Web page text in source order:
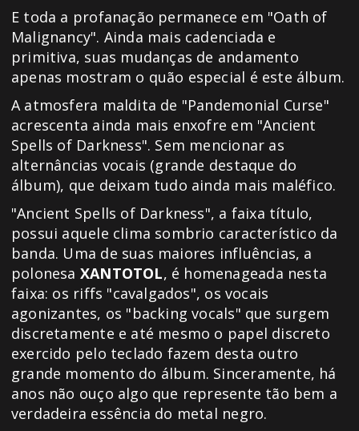
E toda a profanação permanece em "Oath of
Malignancy". Ainda mais cadenciada e
primitiva, suas mudanças de andamento
apenas mostram o quão especial é este álbum.
A atmosfera maldita de "Pandemonial Curse"
acrescenta ainda mais enxofre em "Ancient
Spells of Darkness". Sem mencionar as
alternâncias vocais (grande destaque do
álbum), que deixam tudo ainda mais maléfico.
"Ancient Spells of Darkness", a faixa título,
possui aquele clima sombrio característico da
banda. Uma de suas maiores influências, a
polonesa XANTOTOL, é homenageada nesta
faixa: os riffs "cavalgados", os vocais
agonizantes, os "backing vocals" que surgem
discretamente e até mesmo o papel discreto
exercido pelo teclado fazem desta outro
grande momento do álbum. Sinceramente, há
anos não ouço algo que represente tão bem a
verdadeira essência do metal negro.